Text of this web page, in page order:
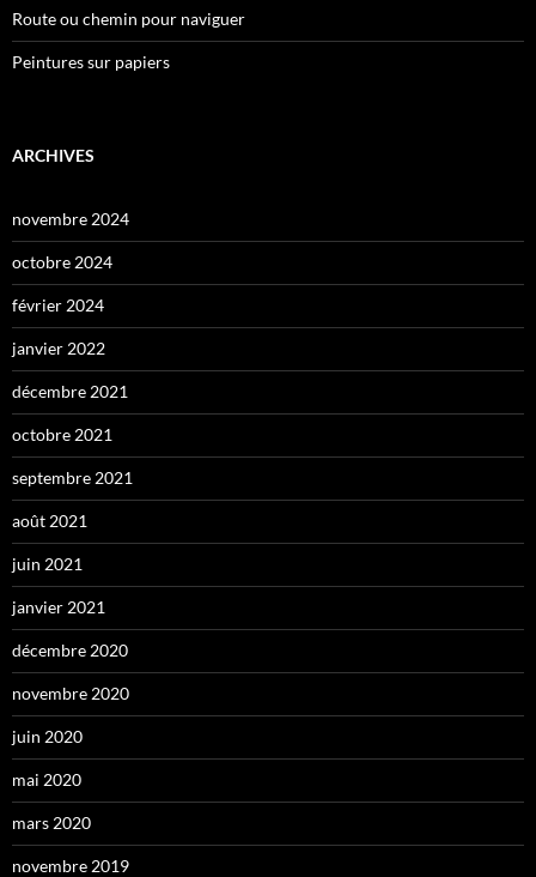
Route ou chemin pour naviguer
Peintures sur papiers
ARCHIVES
novembre 2024
octobre 2024
février 2024
janvier 2022
décembre 2021
octobre 2021
septembre 2021
août 2021
juin 2021
janvier 2021
décembre 2020
novembre 2020
juin 2020
mai 2020
mars 2020
novembre 2019